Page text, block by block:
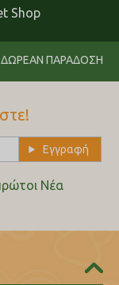
Shop
ΔΩΡΕΑΝ ΠΑΡΑΔΟΣΗ
Nέα